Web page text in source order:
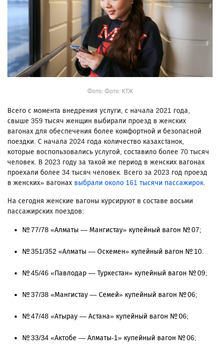
Фото: Фото: КТЖ
Всего с момента внедрения услуги, с начала 2021 года,
свыше 359 тысяч женщин выбирали проезд в женских
вагонах для обеспечения более комфортной и безопасной
поездки. С начала 2024 года количество казахстанок,
которые воспользовались услугой, составило более 70 тысяч
человек. В 2023 году за такой же период в женских вагонах
проехали более 34 тысяч человек. Всего за 2023 год проезд
в женских» вагонах выбрали около 161 тысячи пассажирок.
На сегодня женские вагоны курсируют в составе восьми
пассажирских поездов:
№ 77/78 «Алматы — Мангистау» купейный вагон № 07;
№ 351/352 «Алматы — Оскемен» купейный вагон № 10.
№ 45/46 «Павлодар — Туркестан» купейный вагон № 09;
№ 37/38 «Мангистау — Семей» купейный вагон № 06;
№ 47/48 «Атырау — Астана» купейный вагон № 06;
№ 33/34 «Актобе — Алматы-1» купейный вагон № 06;